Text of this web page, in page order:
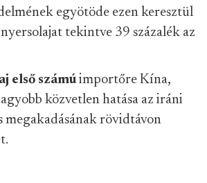
egyötöde ezen keresztül
tekintve 39 százalék az
első számú importőre Kína,
közvetlen hatása az iráni
megakadásának rövidtávon